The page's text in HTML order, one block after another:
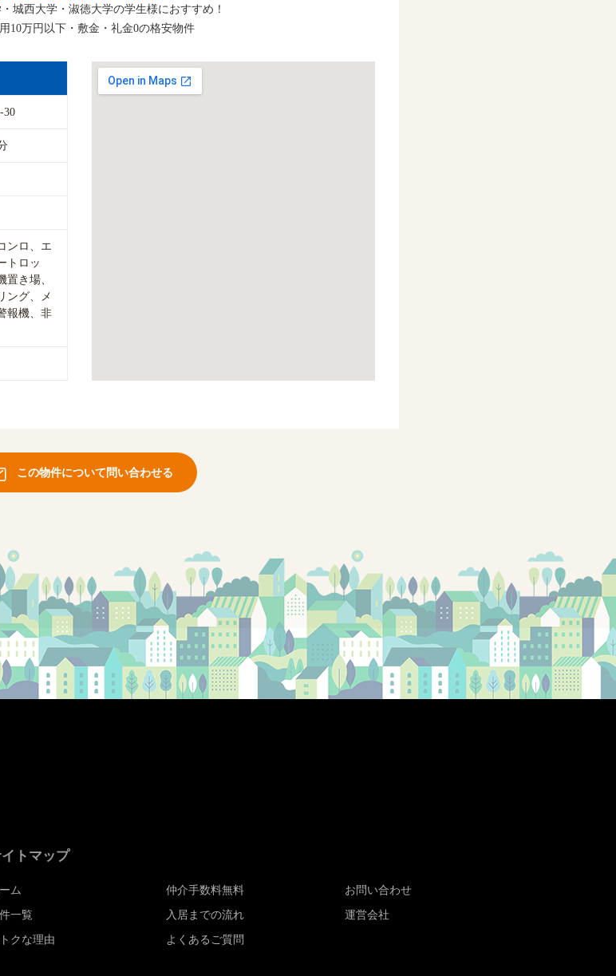
城西大学・淑徳大学の学生様におすすめ！
10万円以下・敷金・礼金0の格安物件
30
ンロ、エ
トロッ
き場、
ング、メ
報機、非
この物件について問い合わせる
トマップ
ム
一覧
クな理由
仲介手数料無料
入居までの流れ
よくあるご質問
お問い合わせ
運営会社